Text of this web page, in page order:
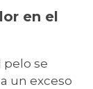
en el
pelo se
un exceso